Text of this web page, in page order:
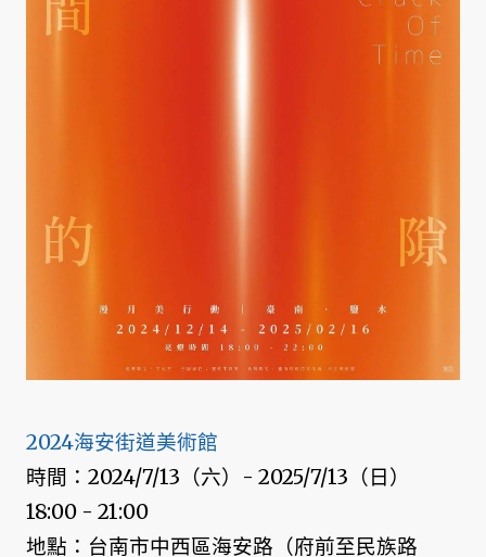
2024海安街道美術館
時間：2024/7/13（六）- 2025/7/13（日）
18:00 - 21:00
地點：台南市中西區海安路（府前至民族路